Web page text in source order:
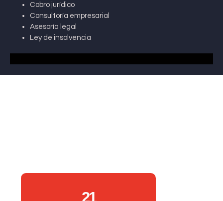
Cobro jurídico
Consultoría empresarial
Asesoría legal
Ley de insolvencia
21